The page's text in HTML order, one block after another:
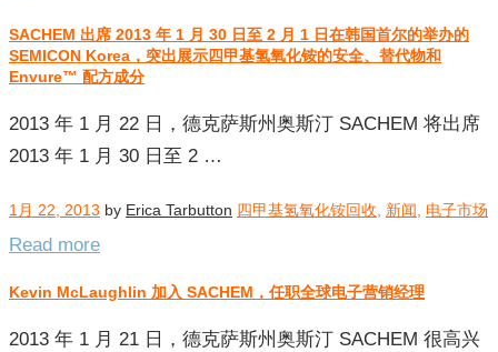
月
度
档：
2013
1
SACHEM 出席 2013 年 1 月 30 日至 2 月 1 日在韩国首尔的举办的
SEMICON Korea，突出展示四甲基氢氧化铵的安全、替代物和
Envure™ 配方成分
2013 年 1 月 22 日，德克萨斯州奥斯汀 SACHEM 将出席
2013 年 1 月 30 日至 2 …
1月 22, 2013 by Erica Tarbutton 四甲基氢氧化铵回收, 新闻, 电子市场
Read more
Kevin McLaughlin 加入 SACHEM，任职全球电子营销经理
2013 年 1 月 21 日，德克萨斯州奥斯汀 SACHEM 很高兴